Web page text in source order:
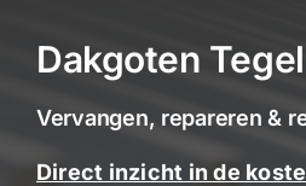
Dakgoten
Vervangen, repareren &
Direct inzicht in de